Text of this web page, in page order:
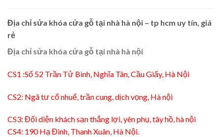
Địa chỉ sửa khóa cửa gỗ tại nhà hà nội – tp hcm uy tín, giá
rẻ
Địa chỉ sửa khóa cửa gỗ tại nhà hà nội
CS1 :Số 52 Trần Tử Bình, Nghĩa Tân, Cầu Giấy, Hà Nội
CS2: Ngã tư cổ nhuế, trần cung, dịch vọng, Hà nội
CS3: Đối diện khách sạn thắng lợi, yên phụ, tây hồ, hà nội
CS4: 190 Hạ Đình, Thanh Xuân, Hà Nội.